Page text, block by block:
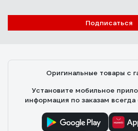
Подписаться
Оригинальные товары с
Установите мобильное
информация по заказам